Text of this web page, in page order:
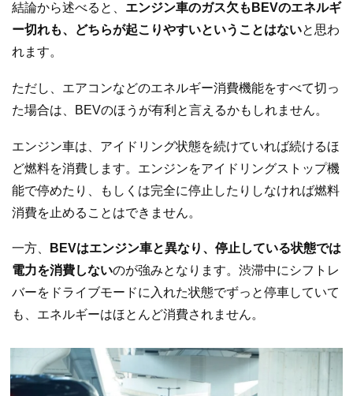
結論から述べると、 エンジン車のガス欠もBEVのエネルギ
ー切れも、どちらが起こりやすいということはないと思わ
れます。
ただし、エアコンなどのエネルギー消費機能をすべて切っ
た場合は、BEVのほうが有利と言えるかもしれません。
エンジン車は、アイドリング状態を続けていれば続けるほ
ど燃料を消費します。エンジンをアイドリングストップ機
能で停めたり、もしくは完全に停止したりしなければ燃料
消費を止めることはできません。
一方、
BEVはエンジン車と異なり、停止している状態では
電力を消費しないのが強みとなります。渋滞中にシフトレ
バーをドライブモードに入れた状態でずっと停車していて
も、エネルギーはほとんど消費されません。